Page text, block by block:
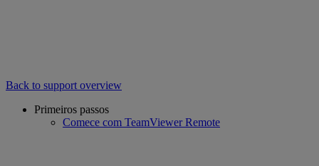
Back to support overview
Primeiros passos
Comece com TeamViewer Remote